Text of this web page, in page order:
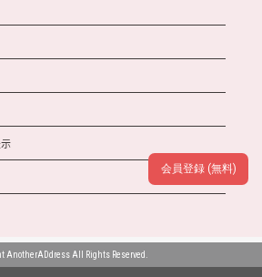
AnotherADdress All Rights Reserved.
会員登録 (無料)